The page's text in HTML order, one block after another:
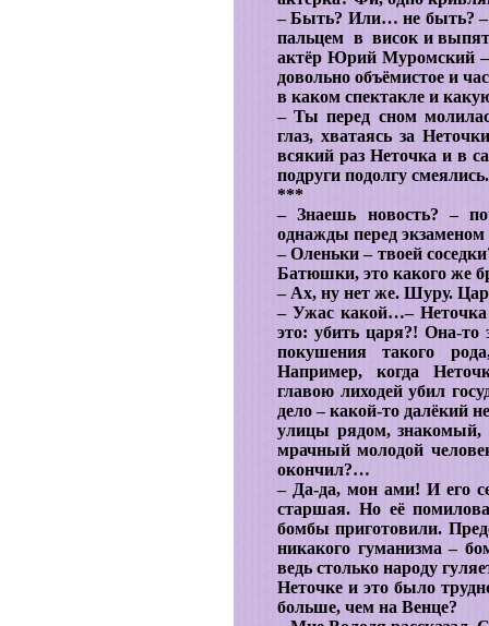
– Быть? Или… не быть? –
пальцем в висок и
актёр Юрий Муромский
довольно объёмистое и
в каком спектакле и
– Ты перед сном
глаз, хватаясь за
всякий раз Неточка и в
подруги подолгу смеялись.
***
– Знаешь новость? –
однажды перед
– Оленьки – твоей
Батюшки, это какого же
– Ах, ну нет же. Шуру.
– Ужас какой…– Неточка
это: убить царя?! Она-то
покушения такого
Например, когда
главою лиходей убил
дело – какой-то далёкий
улицы рядом, знакомый,
мрачный молодой
окончил?…
– Да-да, мон ами! И его
старшая. Но её
бомбы приготовили.
никакого гуманизма –
ведь столько народу
Неточке и это было
больше, чем на Венце?